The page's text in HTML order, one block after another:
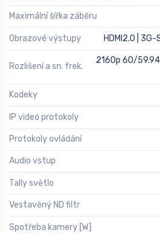
Maximální šířka záběru
Obrazové výstupy HDMI2.0 | 3G-
Rozlišení a sn. frek.
2160p 60/
Kodeky
IP video protokoly
Protokoly ovládání
Audio vstup
Tally světlo
Vestavěný ND filtr
Spotřeba kamery [W]